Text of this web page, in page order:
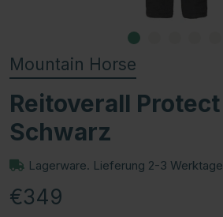
Mountain Horse
Reitoverall Protect
Schwarz
Lagerware. Lieferung 2-3 Werktage
€349